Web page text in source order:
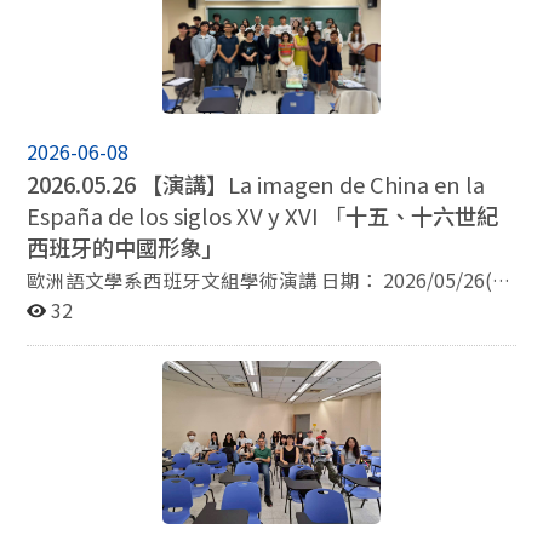
2026-06-08
2026.05.26 【演講】 La imagen de China en la
España de los siglos XV y XVI 「十五、十六世紀
西班牙的中國形象」
歐洲語文學系西班牙文組學術演講 日期： 2026/05/26(週
二) 14:00-15:30 地點： 綜合院館北棟205 主題：La
五、十六世紀西班牙的中國形象」 (本演講將以西文進行)
主講者：Juan Gil 經歷：西班牙皇家學院院士 西班牙塞
維亞大學拉丁語文學教授、 西班牙馬德里 Beatriz
Galindo學院教授 義大利波隆那大學文學博士 學術專長：
拉丁語研究、旅行文學與人文主義 主持人： 楊瓊瑩教授
(歐洲語文學系西文組教授) 對象：歐文系西文組師生、全
校對西班牙(旅行/航海)文化與歷史有興趣的同學
32